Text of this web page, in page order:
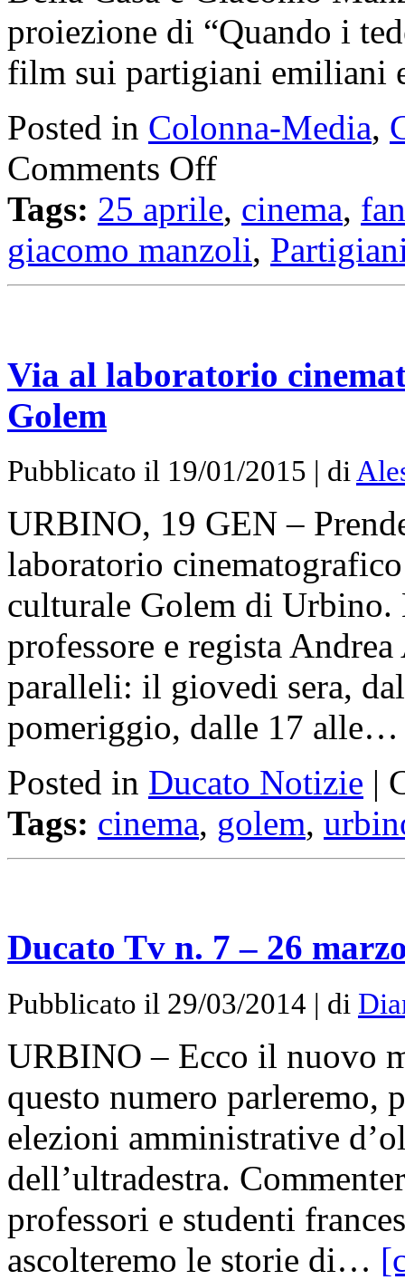
proiezione di “Quando i
film sui partigiani emiliani
Posted in Colonna-Media,
Comments Off
Tags: 25 aprile, cinema,
giacomo manzoli,
Via al laboratorio
Golem
Pubblicato il 19/01/2015 | di
URBINO, 19 GEN –
laboratorio
culturale Golem di Urbino.
professore e regista
paralleli: il giovedi sera,
pomeriggio, dalle 17
Posted in Ducato Notizie |
Tags: cinema, golem,
Ducato Tv n. 7 – 26
Pubblicato il 29/03/2014 | di
URBINO – Ecco il nuovo
questo numero parleremo,
elezioni amministrative
dell’ultradestra.
professori e studenti
ascolteremo le storie di…